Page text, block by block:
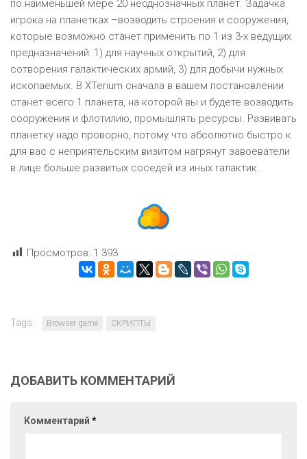
по наименьшей мере 20 неоднозначных планет. Задачка
игрока на планетках –возводить строения и сооружения,
которые возможно станет применить по 1 из 3-х ведущих
предназначений: 1) для научных открытий, 2) для
сотворения галактических армий, 3) для добычи нужных
ископаемых. В XTerium сначала в вашем постановлении
станет всего 1 планета, на которой вы и будете возводить
сооружения и флотилию, промышлять ресурсы. Развивать
планетку надо проворно, потому что абсолютно быстро к
для вас с неприятельским визитом нагрянут завоеватели
в лице больше развитых соседей из иных галактик.
Просмотров: 1 393
Tags: Browser game СКРИПТЫ
ДОБАВИТЬ КОММЕНТАРИЙ
Комментарий *